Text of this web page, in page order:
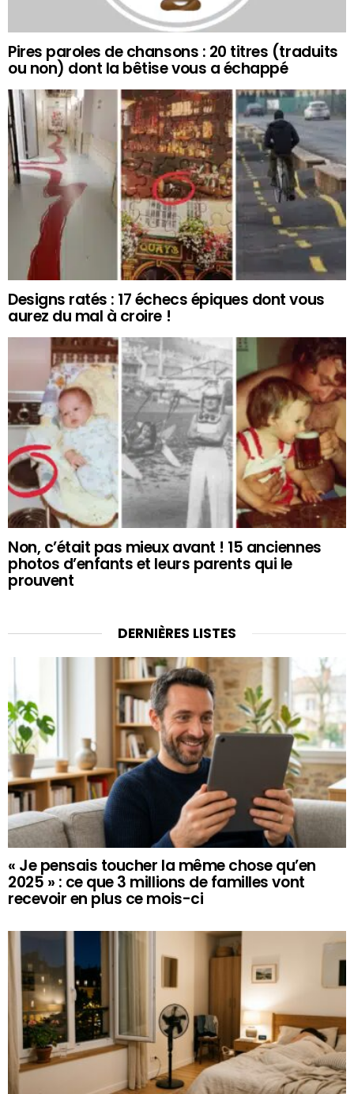
Pires paroles de chansons : 20 titres (traduits
ou non) dont la bêtise vous a échappé
Designs ratés : 17 échecs épiques dont vous
aurez du mal à croire !
Non, c’était pas mieux avant ! 15 anciennes
photos d’enfants et leurs parents qui le
prouvent
DERNIÈRES LISTES
« Je pensais toucher la même chose qu’en
2025 » : ce que 3 millions de familles vont
recevoir en plus ce mois-ci